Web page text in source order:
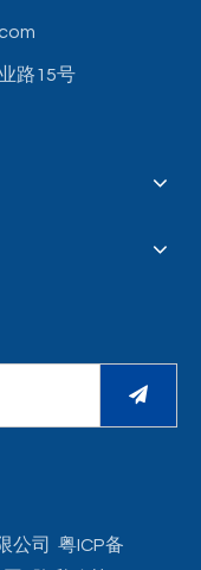
路15号
公司 粤ICP备